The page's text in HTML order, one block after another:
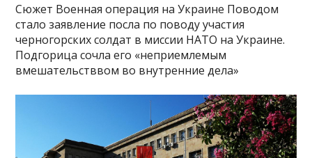
Сюжет Военная операция на Украине Поводом
стало заявление посла по поводу участия
черногорских солдат в миссии НАТО на Украине.
Подгорица сочла его «неприемлемым
вмешательстввом во внутренние дела»